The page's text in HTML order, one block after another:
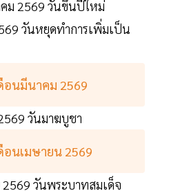
ม 2569 วันขึ้นปีใหม่
วันหยุดทำการเพิ่มเป็น
อนมีนาคม 2569
วันมาฆบูชา
นเมษายน 2569
วันพระบาทสมเด็จ